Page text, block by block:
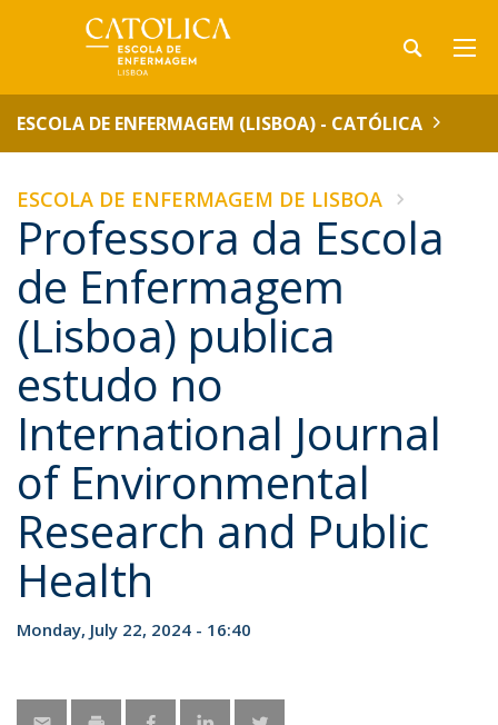
ESCOLA DE ENFERMAGEM (LISBOA) - CATÓLICA
ESCOLA DE ENFERMAGEM DE LISBOA
Professora da Escola
de Enfermagem
(Lisboa) publica
estudo no
International Journal
of Environmental
Research and Public
Health
Monday, July 22, 2024 - 16:40